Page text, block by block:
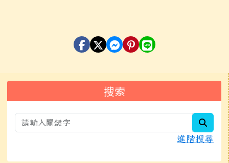
搜索
進階搜尋